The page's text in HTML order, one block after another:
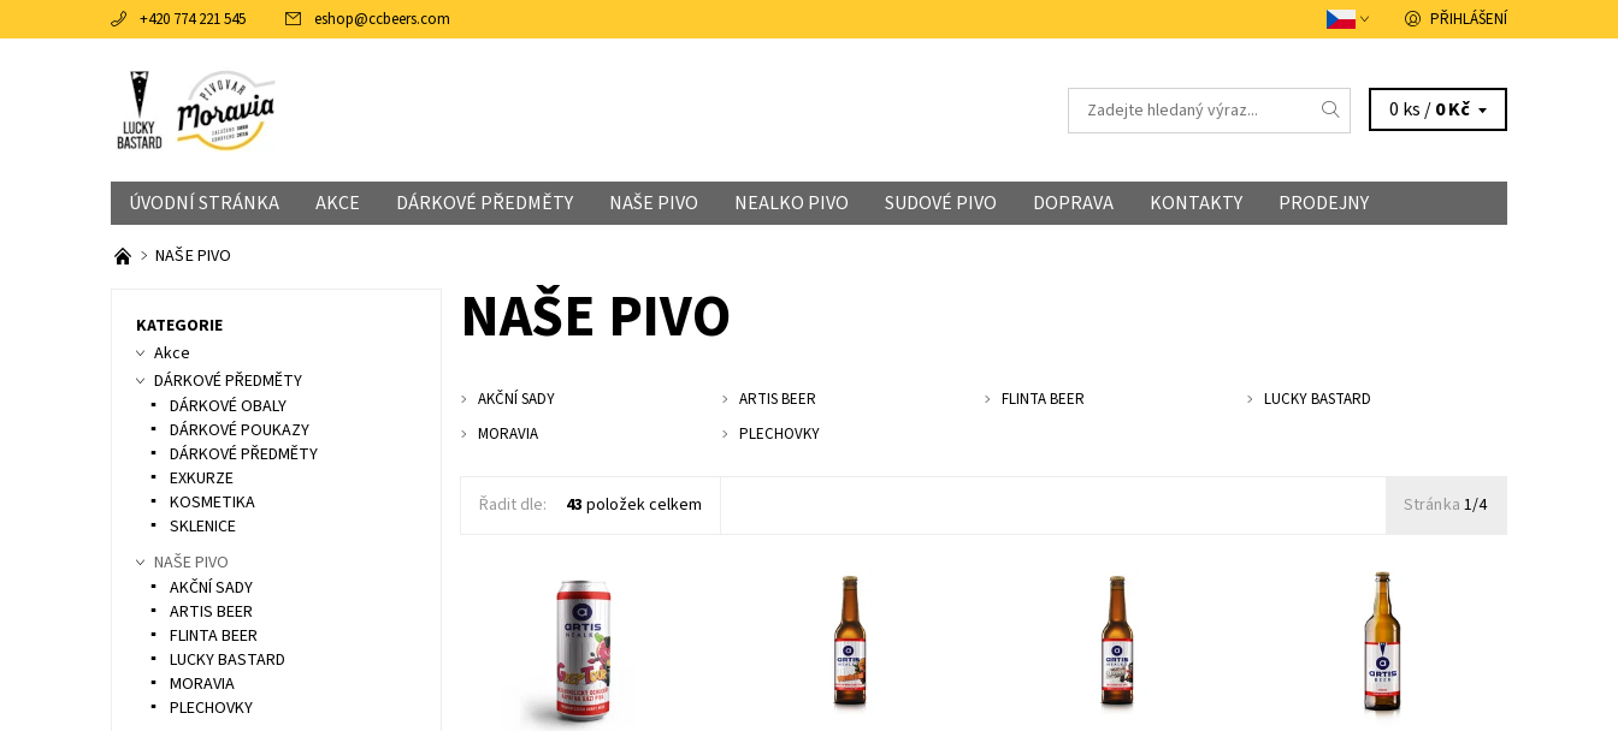
+420 774 221 545 eshop@ccbeers.com PŘIHLÁŠENÍ
0 ks /0 Kč
ÚVODNÍ STRÁNKA AKCE DÁRKOVÉ PŘEDMĚTY NAŠE PIVO NEALKO PIVO SUDOVÉ PIVO DOPRAVA KONTAKTY PRODEJNY
NAŠE PIVO
NAŠE PIVO
AKČNÍ SADY ARTIS BEER FLINTA BEER
LUCKY BASTARD
MORAVIA
PLECHOVKY
Řadit dle: 43 položek celkem Stránka 1/4
Nealkoholický ochucený nápoj
na bázi piva Grep Tour
nealkoholické osvěžující pivo
se 100% zárukou kvality,
Ochucený nápoj na bázi piva.
Mandarinkový ochucený nápoj
na bázi piva je osvěžující
nápoj, který kombinuje chuť...
Světlé nealkoholické pivo pro
příležitosti, kdy nechceš
nebo nemůžeš. Driver vás
překvapí zlatavou barvou,
stabilní pěnou i...
Lehké výčepní pivo českého
typu s žateckým chmelem.
Pro všechny, kteří se hýbou a
je pro ně příjemná jakákoliv
KATEGORIE
Akce
DÁRKOVÉ PŘEDMĚTY
DÁRKOVÉ OBALY
DÁRKOVÉ POUKAZY
DÁRKOVÉ PŘEDMĚTY
EXKURZE
KOSMETIKA
SKLENICE
NAŠE PIVO
AKČNÍ SADY
ARTIS BEER
FLINTA BEER
LUCKY BASTARD
MORAVIA
PLECHOVKY